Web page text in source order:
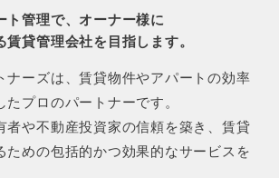
ト管理で、オーナー様に
貸管理会社を目指します。
ナーズは、賃貸物件やアパートの効率
プロのパートナーです。
者や不動産投資家の信頼を築き、賃貸
ための包括的かつ効果的なサービスを